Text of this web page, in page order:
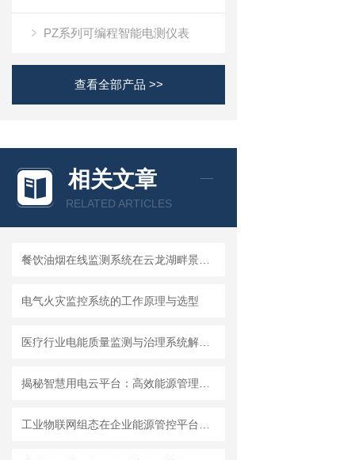
PZ系列可编程智能电测仪表
查看全部产品 >>
相关文章
RELATED ARTICLES
电气火灾监控系统的工作原理与选型